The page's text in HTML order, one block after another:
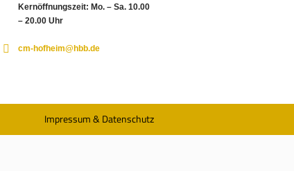
Kernöffnungszeit: Mo. – Sa. 10.00
– 20.00 Uhr
cm-hofheim@hbb.de
Impressum & Datenschutz